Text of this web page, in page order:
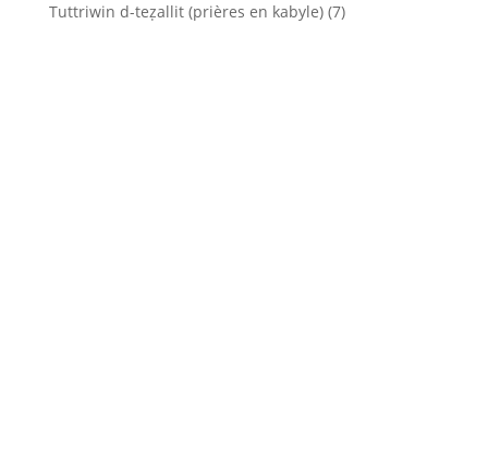
Tuttriwin d-teẓallit (prières en kabyle)(7)